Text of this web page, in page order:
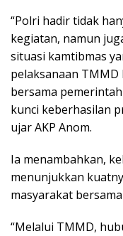
“Polri hadir tidak
kegiatan, namun
situasi kamtibmas
pelaksanaan
bersama
kunci keberhasilan
ujar AKP Anom.
Ia menambahkan,
menunjukkan
masyarakat
“Melalui TMMD,